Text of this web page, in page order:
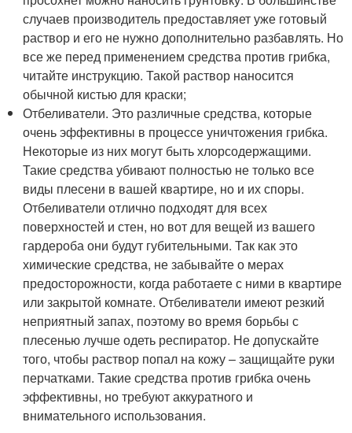
случаев производитель предоставляет уже готовый
раствор и его не нужно дополнительно разбавлять. Но
все же перед применением средства против грибка,
читайте инструкцию. Такой раствор наносится
обычной кистью для краски;
Отбеливатели. Это различные средства, которые
очень эффективны в процессе уничтожения грибка.
Некоторые из них могут быть хлорсодержащими.
Такие средства убивают полностью не только все
виды плесени в вашей квартире, но и их споры.
Отбеливатели отлично подходят для всех
поверхностей и стен, но вот для вещей из вашего
гардероба они будут губительными. Так как это
химические средства, не забывайте о мерах
предосторожности, когда работаете с ними в квартире
или закрытой комнате. Отбеливатели имеют резкий
неприятный запах, поэтому во время борьбы с
плесенью лучше одеть респиратор. Не допускайте
того, чтобы раствор попал на кожу – защищайте руки
перчатками. Такие средства против грибка очень
эффективны, но требуют аккуратного и
внимательного использования.